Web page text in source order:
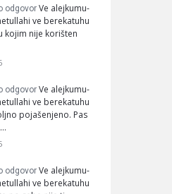
odgovor Ve alejkumu-
ve berekatuhu
kojim nije korišten
odgovor Ve alejkumu-
ve berekatuhu
pojašenjeno. Pas
odgovor Ve alejkumu-
ve berekatuhu